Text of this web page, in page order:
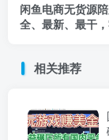
闲鱼电商无货源
全、最新、最干
相关推荐